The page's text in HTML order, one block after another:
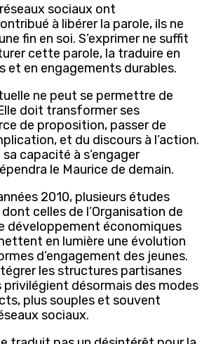
sociaux ont
à libérer la parole, ils ne
fin en soi. S’exprimer ne suffit
cette parole, la traduire en
et en engagements durables.
ne peut se permettre de
doit transformer ses
de proposition, passer de
et du discours à l’action.
sa capacité à s’engager
le Maurice de demain.
2010, plusieurs études
celles de l’Organisation de
développement économiques
en lumière une évolution
d’engagement des jeunes.
les structures partisanes
désormais des modes
plus souples et souvent
sociaux.